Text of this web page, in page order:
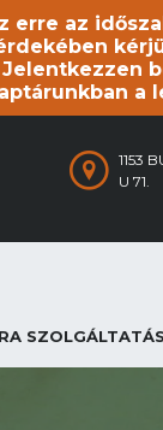
erre az
1153
U 71.